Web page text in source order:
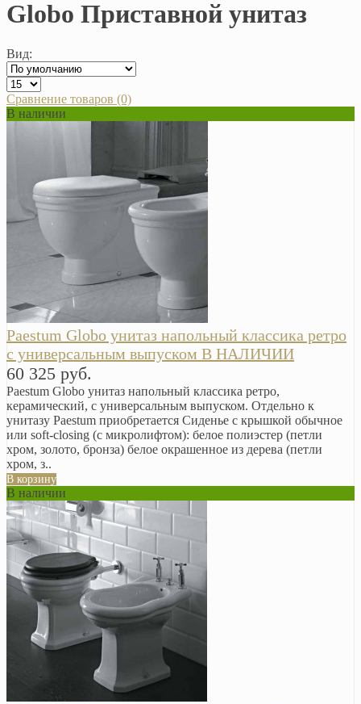
Globo Приставной унитаз
Вид:
Сравнение товаров (0)
В наличии
Paestum Globo унитаз напольный классика ретро
с универсальным выпуском В НАЛИЧИИ
60 325 руб.
Paestum Globo унитаз напольный классика ретро,
керамический, с универсальным выпуском. Отдельно к
унитазу Paestum приобретается Сиденье с крышкой обычное
или soft-closing (с микролифтом): белое полиэстер (петли
хром, золото, бронза) белое окрашенное из дерева (петли
хром, з..
В корзину
В наличии